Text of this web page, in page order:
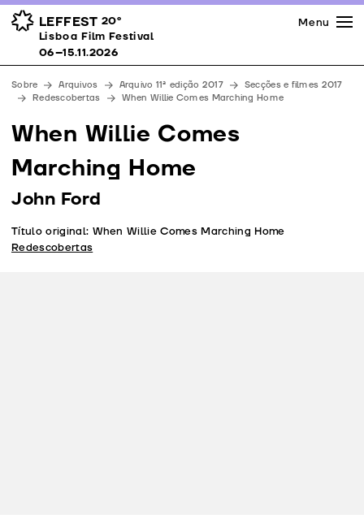
LEFFEST 20º
Lisboa Film Festival 06–15.11.2026
Prémios
Espaços
Apoios
Equipa
Downloads
Contactos
Menu
Lisboa Film Festival
06–15.11.2026
Sobre Arquivos Arquivo 11ª edição 2017
Secções e filmes 2017
Redescobertas
When Willie Comes Marching Home
When Willie Comes
Marching Home
John Ford
Título original: When Willie Comes Marching Home
Redescobertas